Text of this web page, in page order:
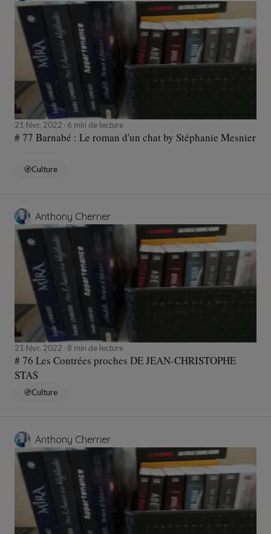
21 févr. 2022 6 min de lecture
# 77 Barnabé : Le roman d'un chat by Stéphanie Mesnier
Culture
Anthony Cherrier
21 févr. 2022 8 min de lecture
# 76 Les Contrées proches DE JEAN-CHRISTOPHE
STAS
Culture
Anthony Cherrier